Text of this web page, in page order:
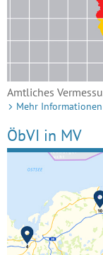
Amtliches
Mehr Informationen
ÖbVI in MV